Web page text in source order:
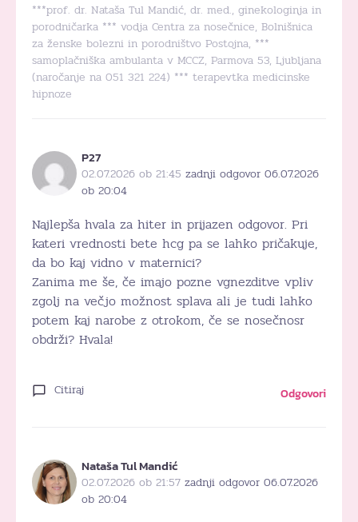
***prof. dr. Nataša Tul Mandić, dr. med., ginekologinja in
porodničarka *** vodja Centra za nosečnice, Bolnišnica
za ženske bolezni in porodništvo Postojna, ***
samoplačniška ambulanta v MCCZ, Parmova 53, Ljubljana
(naročanje na 051 321 224) *** terapevtka medicinske
hipnoze
P27
02.07.2026 ob 21:45 zadnji odgovor 06.07.2026
ob 20:04
Najlepša hvala za hiter in prijazen odgovor. Pri
kateri vrednosti bete hcg pa se lahko pričakuje,
da bo kaj vidno v maternici?
Zanima me še, če imajo pozne vgnezditve vpliv
zgolj na večjo možnost splava ali je tudi lahko
potem kaj narobe z otrokom, če se nosečnosr
obdrži? Hvala!
Citiraj Odgovori
Nataša Tul Mandić
02.07.2026 ob 21:57 zadnji odgovor 06.07.2026
ob 20:04